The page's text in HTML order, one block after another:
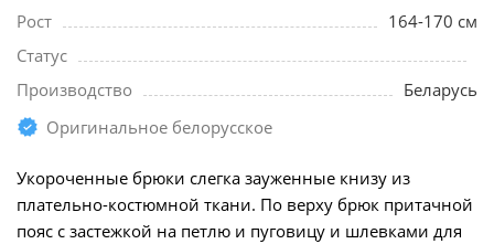
Рост
164-170 см
Статус
Производство
Беларусь
Оригинальное белорусское
Укороченные брюки слегка зауженные книзу из
плательно-костюмной ткани. По верху брюк притачной
пояс с застежкой на петлю и пуговицу и шлевками для